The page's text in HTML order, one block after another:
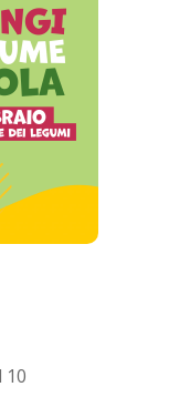
10